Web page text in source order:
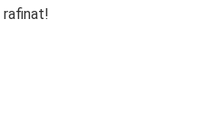
rafinat!